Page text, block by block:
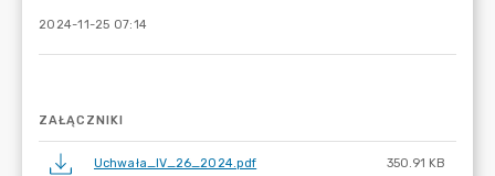
2024-11-25 07:14
ZAŁĄCZNIKI
Uchwała_IV_26_2024.pdf 350.91 KB